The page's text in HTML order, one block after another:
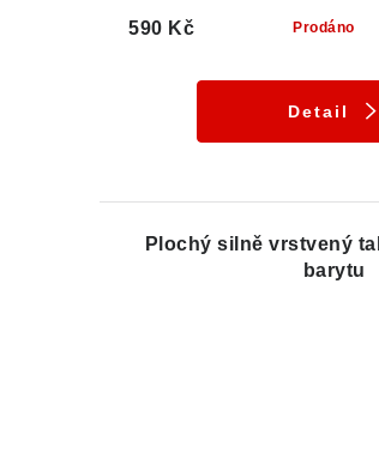
Prodáno
590 Kč
Detail
Plochý silně vrstvený
barytu